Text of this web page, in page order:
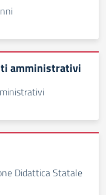
amministrativi
Didattica Statale